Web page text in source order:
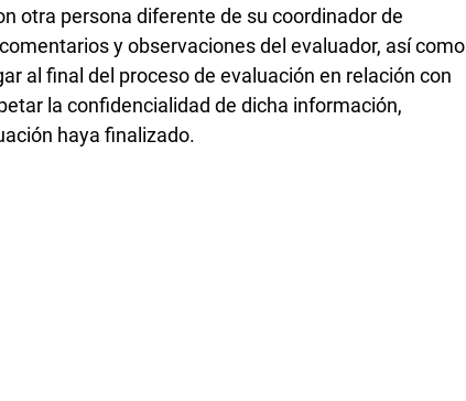
otra persona diferente de su coordinador de
y observaciones del evaluador, así como
al final del proceso de evaluación en relación con
la confidencialidad de dicha información,
haya finalizado.